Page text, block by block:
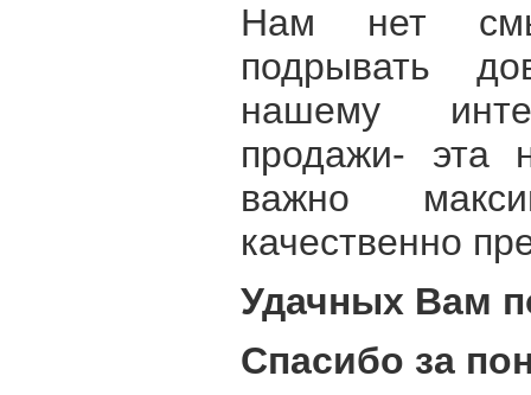
Нам нет
подрывать
нашему
продажи- эта
важно
качественно
Удачных Вам
Спасибо за